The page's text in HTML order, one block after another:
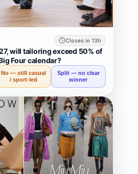
Closes in 13h
will tailoring exceed 50% of
Four calendar?
No — still casual
/ sport-led
Split — no clear
winner